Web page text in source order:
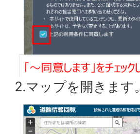
2.マップを開きます。